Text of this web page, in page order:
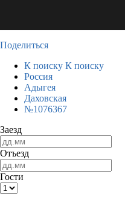
Поделиться
К поиску К поиску
Россия
Адыгея
Даховская
№1076367
Заезд
Отъезд
Гости